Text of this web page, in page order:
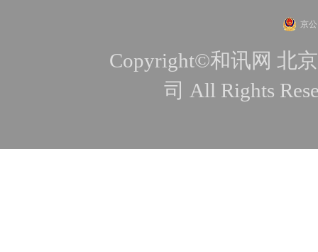
京
Copyright©和讯网 北
司 All Rights